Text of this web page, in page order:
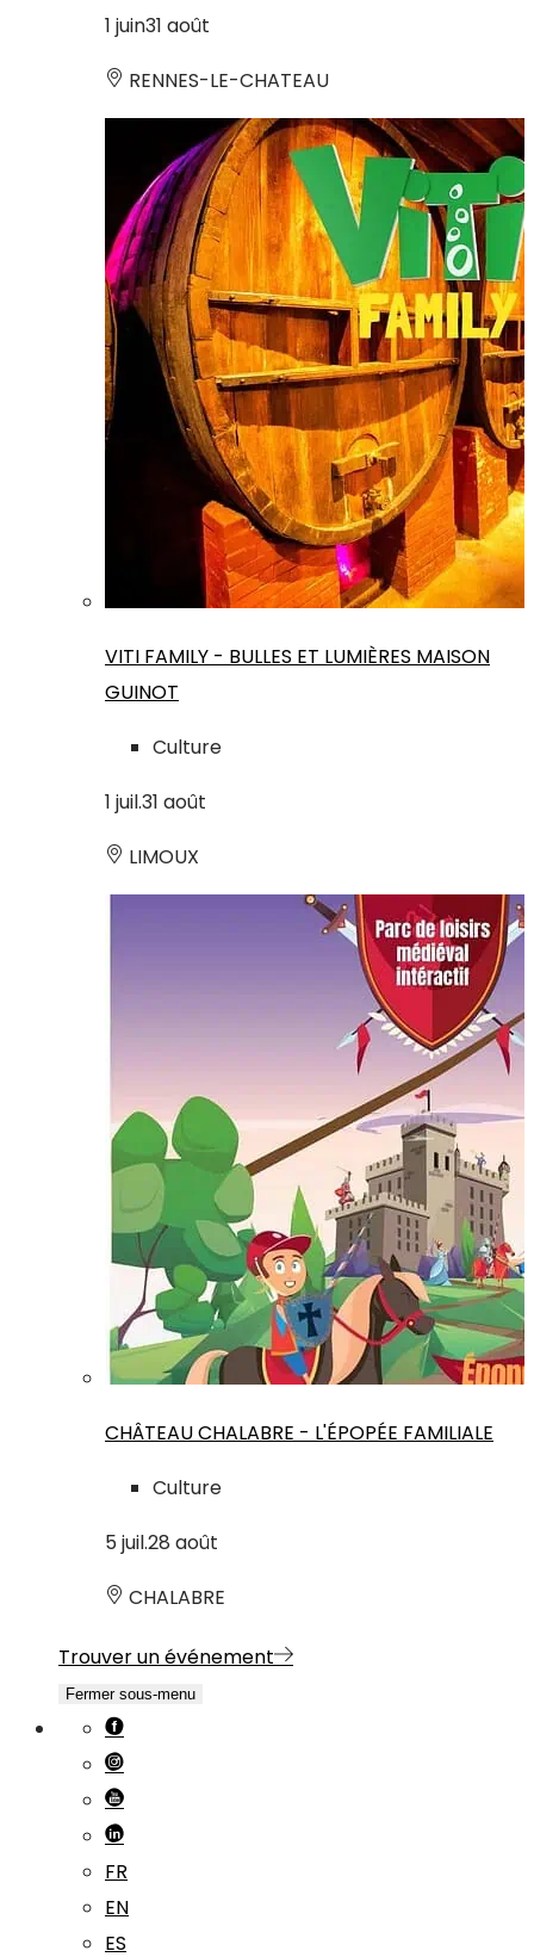
1 juin31 août
RENNES-LE-CHATEAU
VITI FAMILY - BULLES ET LUMIÈRES MAISON
GUINOT
Culture
1 juil.31 août
LIMOUX
CHÂTEAU CHALABRE - L'ÉPOPÉE FAMILIALE
Culture
5 juil.28 août
CHALABRE
Trouver un événement
Fermer sous-menu
FR
EN
ES